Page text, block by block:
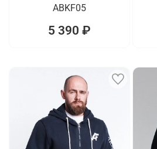
ABKF05
5 390 ₽